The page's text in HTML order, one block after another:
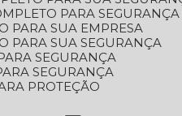
PARA SEGURANÇA
PARA SUA EMPRESA
PARA SUA SEGURANÇA
SEGURANÇA
SEGURANÇA
PROTEÇÃO